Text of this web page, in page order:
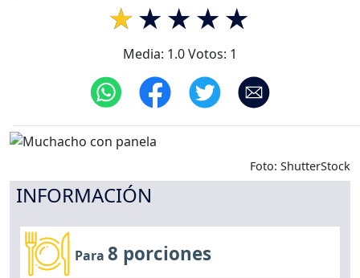
Media: 1.0Votos: 1
Foto: ShutterStock
INFORMACIÓN
Para8 porciones